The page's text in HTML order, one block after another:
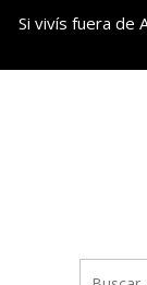
Si vivís fuera de